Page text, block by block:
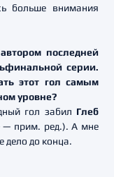
больше внимания
последней
серии.
этот гол самым
уровне?
гол забил Глеб
— прим. ред.). А мне
дело до конца.